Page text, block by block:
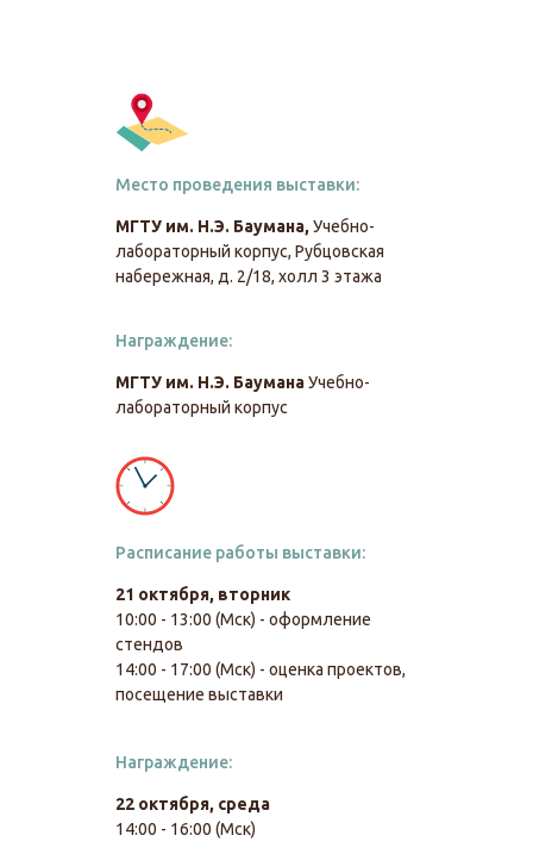
МГТУ им. Н.Э. Баумана,Учебно-
лабораторный корпус, Рубцовская
набережная, д. 2/18, холл 3 этажа
МГТУ им. Н.Э. БауманаУчебно-
лабораторный корпус
Место проведения выставки:
Расписание работы выставки:
Награждение:
Награждение:
21 октября, вторник
10:00 - 13:00 (Мск) - оформление
стендов
14:00 - 17:00 (Мск) - оценка проектов,
посещение выставки
22 октября, среда
14:00 - 16:00 (Мск)